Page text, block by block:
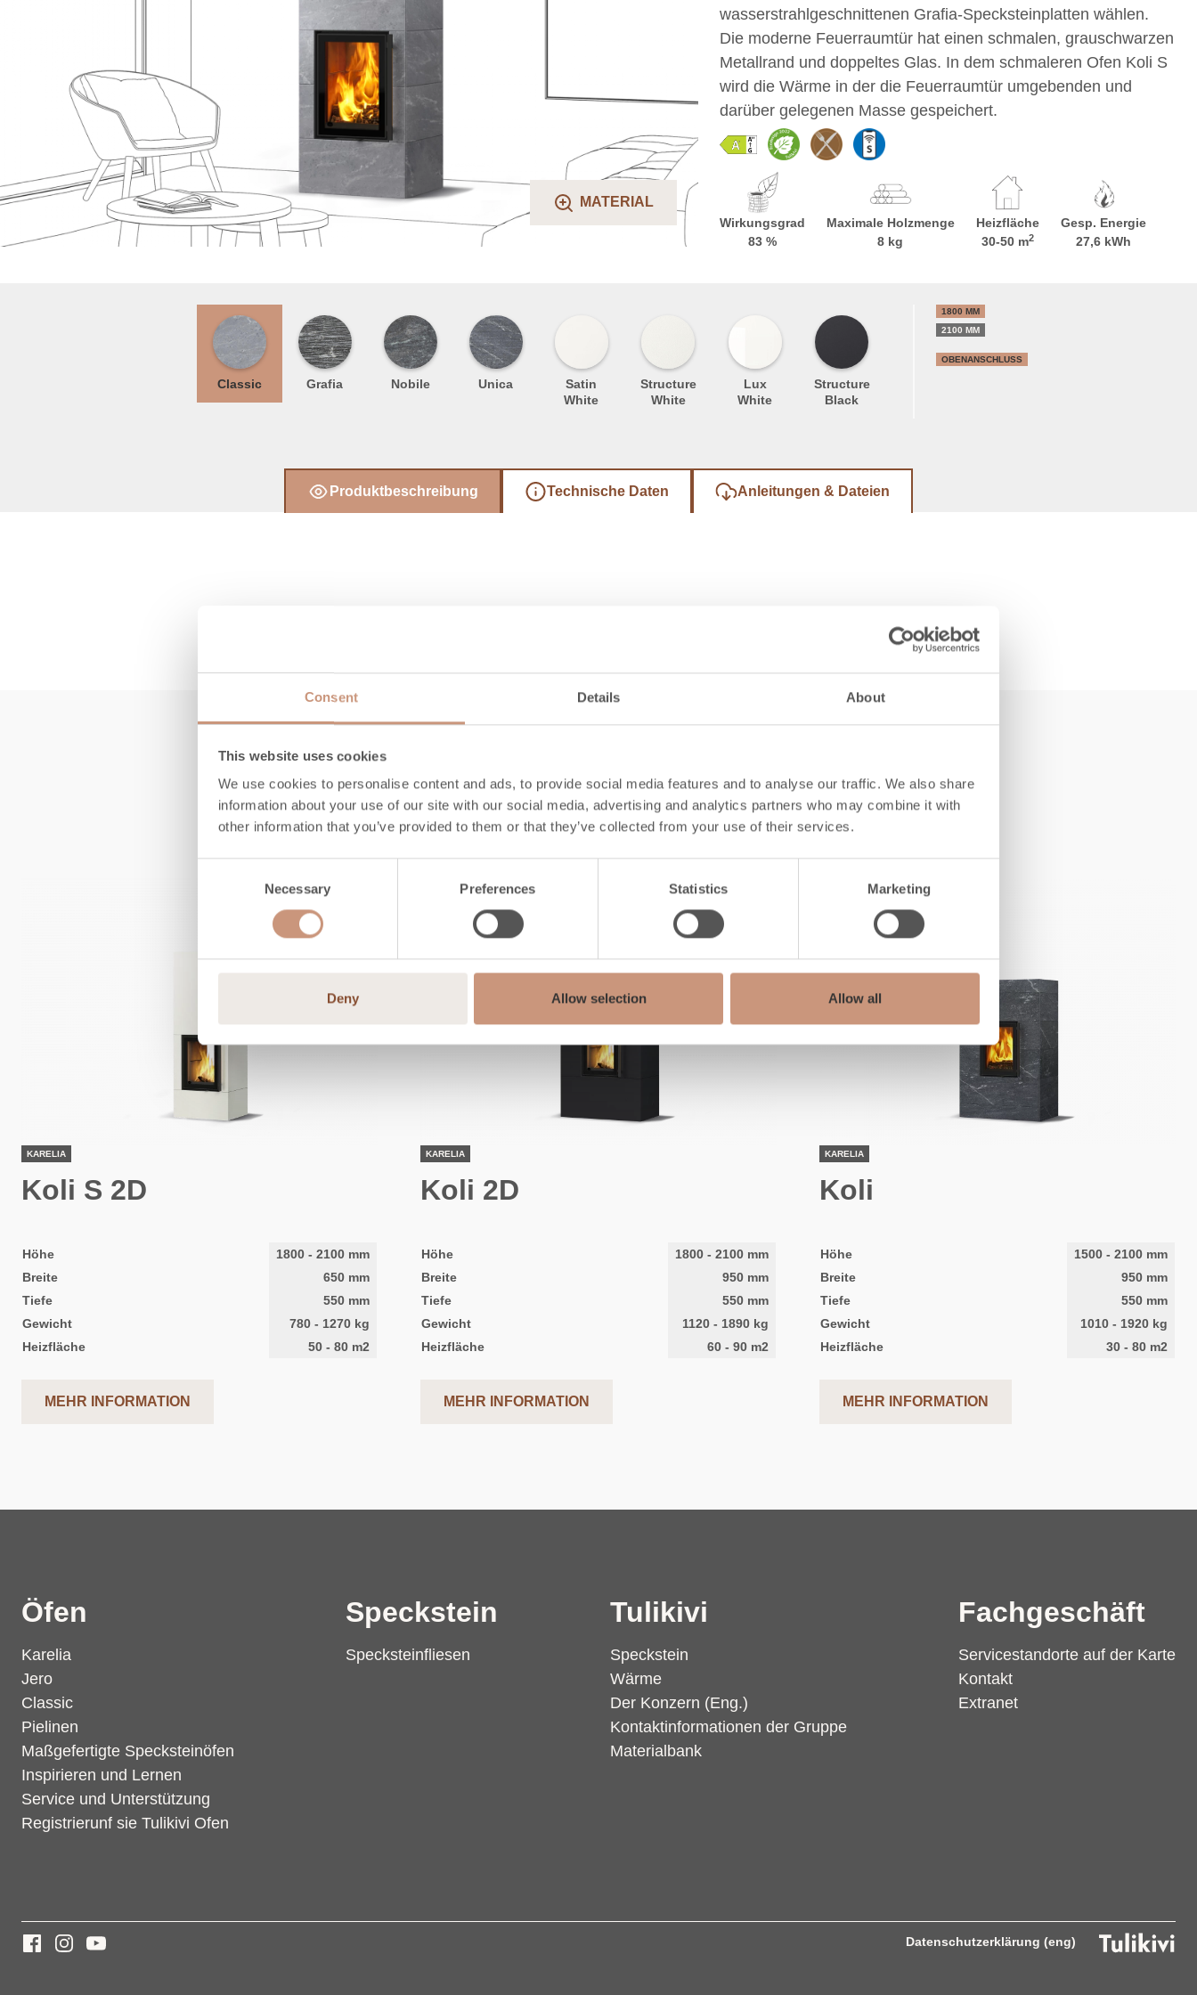
Consent Details About
This website uses cookies
We use cookies to personalise content and ads, to provide social media features and to analyse our traffic. We also share
information about your use of our site with our social media, advertising and analytics partners who may combine it with
other information that you’ve provided to them or that they’ve collected from your use of their services.
Necessary Preferences Statistics Marketing
Deny Allow selection Allow all
MATERIAL
wasserstrahlgeschnittenen Grafia-Specksteinplatten wählen.
Die moderne Feuerraumtür hat einen schmalen, grauschwarzen
Metallrand und doppeltes Glas. In dem schmaleren Ofen Koli S
wird die Wärme in der die Feuerraumtür umgebenden und
darüber gelegenen Masse gespeichert.
Wirkungsgrad
83 %
Maximale Holzmenge
8 kg
Heizfläche
30-50 m2
Gesp. Energie
27,6 kWh
Classic Grafia Nobile Unica
Satin
White
Structure
White
Lux
White
Structure
Black
1800 MM
2100 MM
OBENANSCHLUSS
Produktbeschreibung Technische Daten Anleitungen & Dateien
Besuchen Sie auch
KARELIA
Koli S 2D
Höhe 1800 - 2100 mm
Breite
650 mm
Tiefe
550 mm
Gewicht
780 - 1270 kg
Heizfläche
50 - 80 m2
MEHR INFORMATION
KARELIA
Koli 2D
Höhe 1800 - 2100mm
Breite
950mm
Tiefe
550mm
Gewicht
1120 - 1890kg
Heizfläche
60 - 90m2
MEHR INFORMATION
KARELIA
Koli
Höhe 1500 - 2100mm
Breite
950mm
Tiefe
550mm
Gewicht
1010 - 1920kg
Heizfläche
30 - 80m2
MEHR INFORMATION
Öfen
Karelia
Jero
Classic
Pielinen
Maßgefertigte Specksteinöfen
Inspirieren und Lernen
Service und Unterstützung
Registrierunf sie Tulikivi Ofen
Speckstein
Specksteinfliesen
Tulikivi
Speckstein
Wärme
Der Konzern (Eng.)
Kontaktinformationen der Gruppe
Materialbank
Fachgeschäft
Servicestandorte auf der Karte
Kontakt
Extranet
Datenschutzerklärung (eng)